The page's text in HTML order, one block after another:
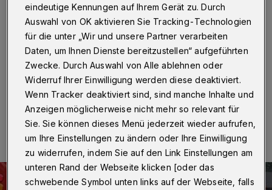
Wuppertal·Ein Rauchmelder hat am Freitagabend (1.
September 2017) am Elberfelder Engelnberg einen
größeren Brand verhindert.
02.09.2017 , 11:46 Uhr Eine Minute Lesezeit
eindeutige Kennungen auf Ihrem Gerät zu. Durch
Auswahl von OK aktivieren Sie Tracking-Technologien
für die unter „Wir und unsere Partner verarbeiten
Daten, um Ihnen Dienste bereitzustellen“ aufgeführten
Zwecke. Durch Auswahl von Alle ablehnen oder
Widerruf Ihrer Einwilligung werden diese deaktiviert.
Wenn Tracker deaktiviert sind, sind manche Inhalte und
Anzeigen möglicherweise nicht mehr so relevant für
Sie. Sie können dieses Menü jederzeit wieder aufrufen,
um Ihre Einstellungen zu ändern oder Ihre Einwilligung
zu widerrufen, indem Sie auf den Link Einstellungen am
unteren Rand der Webseite klicken [oder das
schwebende Symbol unten links auf der Webseite, falls